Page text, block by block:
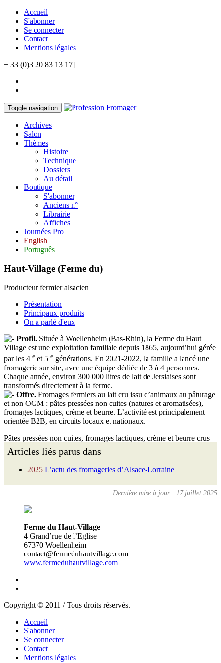
Accueil
S'abonner
Se connecter
Contact
Mentions légales
+ 33 (0)3 20 83 13 17]
Toggle navigation
Archives
Salon
Thèmes
Histoire
Technique
Dossiers
Au détail
Boutique
S'abonner
Anciens n°
Librairie
Affiches
Journées Pro
English
Português
Haut-Village (Ferme du)
Producteur fermier alsacien
Présentation
Principaux produits
On a parlé d'eux
Profil. Située à Woellenheim (Bas-Rhin), la Ferme du Haut
Village est une exploitation familiale depuis 1865, aujourd’hui gérée
par les 4 e et 5 e générations. En 2021-2022, la famille a lancé une
fromagerie sur site, avec une équipe dédiée de 3 à 4 personnes.
Chaque année, environ 300 000 litres de lait de Jersiaises sont
transformés directement à la ferme.
Offre. Fromages fermiers au lait cru issu d’animaux au pâturage
et non OGM : pâtes pressées non cuites (natures et aromatisées),
fromages lactiques, crème et beurre. L’activité est principalement
orientée B2B, en circuits locaux et nationaux.
Pâtes pressées non cuites, fromages lactiques, crème et beurre crus
Articles liés parus dans
2025 L’actu des fromageries d’Alsace-Lorraine
Dernière mise à jour : 17 juillet 2025
Ferme du Haut-Village
4 Grand’rue de l’Eglise
67370 Woellenheim
contact@fermeduhautvillage.com
www.fermeduhautvillage.com
Copyright © 2011 / Tous droits réservés.
Accueil
S'abonner
Se connecter
Contact
Mentions légales